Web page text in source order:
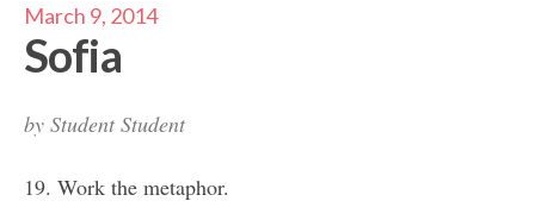
March 9, 2014
Sofia
by Student Student
19. Work the metaphor.